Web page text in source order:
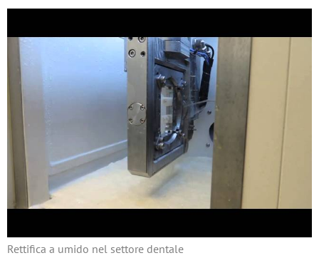
Rettifica a umido nel settore dentale